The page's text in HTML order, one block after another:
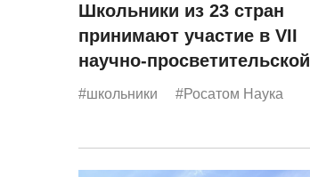
Школьники из 23 стран
принимают участие в VII
научно-просветительской
экспедиции «Росатома»
#школьники #Росатом Наука